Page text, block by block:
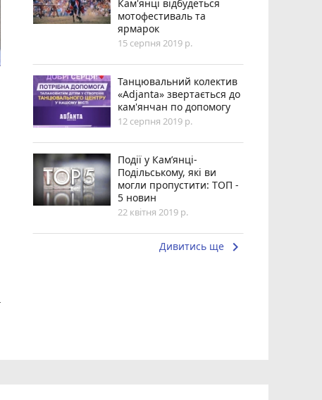
Кам'янці відбудеться
мотофестиваль та
ярмарок
15 серпня 2019 р.
Танцювальний колектив
«Adjanta» звертається до
кам'янчан по допомогу
12 серпня 2019 р.
Події у Кам’янці-
Подільському, які ви
могли пропустити: ТОП -
5 новин
22 квітня 2019 р.
Дивитись ще keyboard_arrow_right